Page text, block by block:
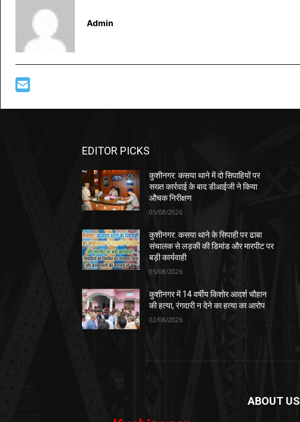
Admin
EDITOR PICKS
कुशीनगर: कसया थाने में दो सिपाहियों पर
सख्त कार्रवाई के बाद डीआईजी ने किया
औचक निरीक्षण
05/08/2026
कुशीनगर: कसया थाने के सिपाही पर ढाबा
संचालक से लड़की की डिमांड और मारपीट पर
बड़ी कार्यवाही
05/08/2026
कुशीनगर में 14 वर्षीय किशोर आदर्श चौहान
की हत्या, रंगदारी न देने का हत्या का आरोप
02/08/2026
ABOUT US